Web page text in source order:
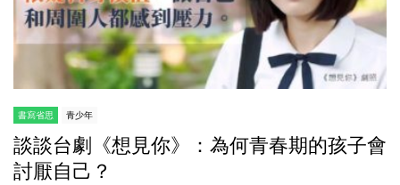
書寫省思 青少年
談談台劇《想見你》：為何青春期的孩子會
討厭自己？